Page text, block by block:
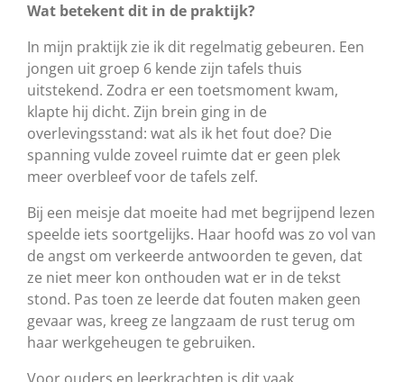
Wat betekent dit in de praktijk?
In mijn praktijk zie ik dit regelmatig gebeuren. Een
jongen uit groep 6 kende zijn tafels thuis
uitstekend. Zodra er een toetsmoment kwam,
klapte hij dicht. Zijn brein ging in de
overlevingsstand: wat als ik het fout doe? Die
spanning vulde zoveel ruimte dat er geen plek
meer overbleef voor de tafels zelf.
Bij een meisje dat moeite had met begrijpend lezen
speelde iets soortgelijks. Haar hoofd was zo vol van
de angst om verkeerde antwoorden te geven, dat
ze niet meer kon onthouden wat er in de tekst
stond. Pas toen ze leerde dat fouten maken geen
gevaar was, kreeg ze langzaam de rust terug om
haar werkgeheugen te gebruiken.